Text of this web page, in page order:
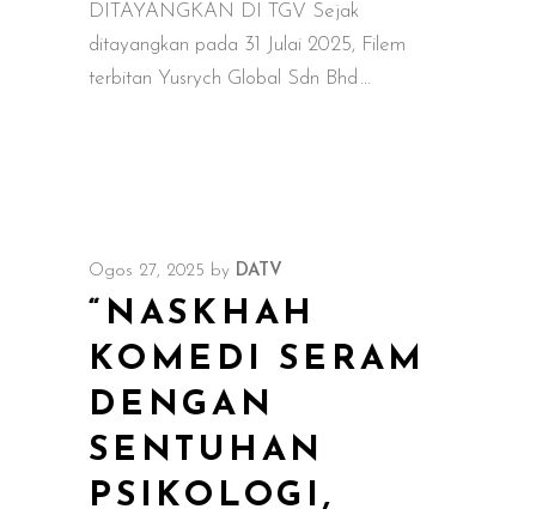
DITAYANGKAN DI TGV Sejak
ditayangkan pada 31 Julai 2025, Filem
terbitan Yusrych Global Sdn Bhd
Ogos 27, 2025 by DATV
“NASKHAH
KOMEDI SERAM
DENGAN
SENTUHAN
PSIKOLOGI,